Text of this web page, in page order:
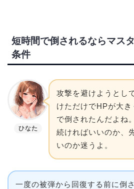
短時間で倒されるならマス
条件
ひなた
攻撃を避けようとし
けただけでHPが大
で倒されたんだよね
続ければいいのか、
いのか迷うよ。
一度の被弾から回復する前に倒